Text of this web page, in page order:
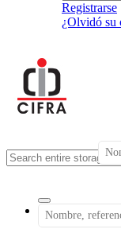
Registrarse
¿Olvidó su